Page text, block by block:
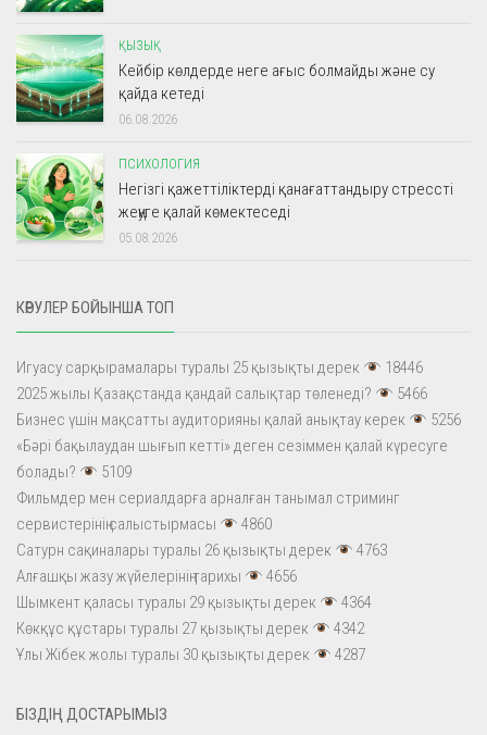
ҚЫЗЫҚ
Кейбір көлдерде неге ағыс болмайды және су
қайда кетеді
06.08.2026
ПСИХОЛОГИЯ
Негізгі қажеттіліктерді қанағаттандыру стрессті
жеңуге қалай көмектеседі
05.08.2026
КӨРУЛЕР БОЙЫНША ТОП
Игуасу сарқырамалары туралы 25 қызықты дерек
18446
2025 жылы Қазақстанда қандай салықтар төленеді?
5466
Бизнес үшін мақсатты аудиторияны қалай анықтау керек
5256
«Бәрі бақылаудан шығып кетті» деген сезіммен қалай күресуге
болады?
5109
Фильмдер мен сериалдарға арналған танымал стриминг
сервистерінің салыстырмасы
4860
Сатурн сақиналары туралы 26 қызықты дерек
4763
Алғашқы жазу жүйелерінің тарихы
4656
Шымкент қаласы туралы 29 қызықты дерек
4364
Көкқұс құстары туралы 27 қызықты дерек
4342
Ұлы Жібек жолы туралы 30 қызықты дерек
4287
БІЗДІҢ ДОСТАРЫМЫЗ